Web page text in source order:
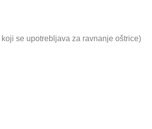
se upotrebljava za ravnanje oštrice)